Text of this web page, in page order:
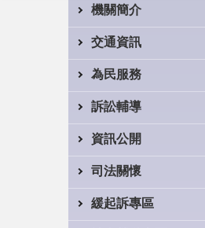
機關簡介
交通資訊
為民服務
訴訟輔導
資訊公開
司法關懷
緩起訴專區